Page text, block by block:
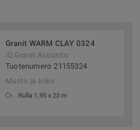
Granit WARM CLAY 0324
iQ Granit Acoustic
Tuotenumero 21155324
Muoto ja koko
Rulla 1,95 x 23 m